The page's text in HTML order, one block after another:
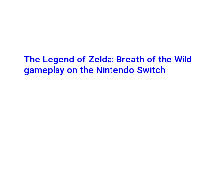
The Legend of Zelda: Breath of the Wild
gameplay on the Nintendo Switch